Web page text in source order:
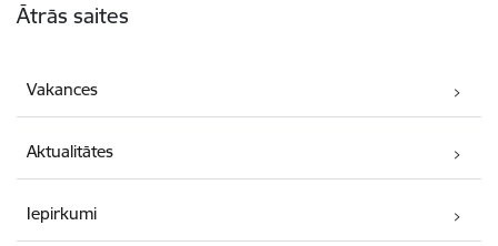
Ātrās saites
Vakances
Aktualitātes
Iepirkumi